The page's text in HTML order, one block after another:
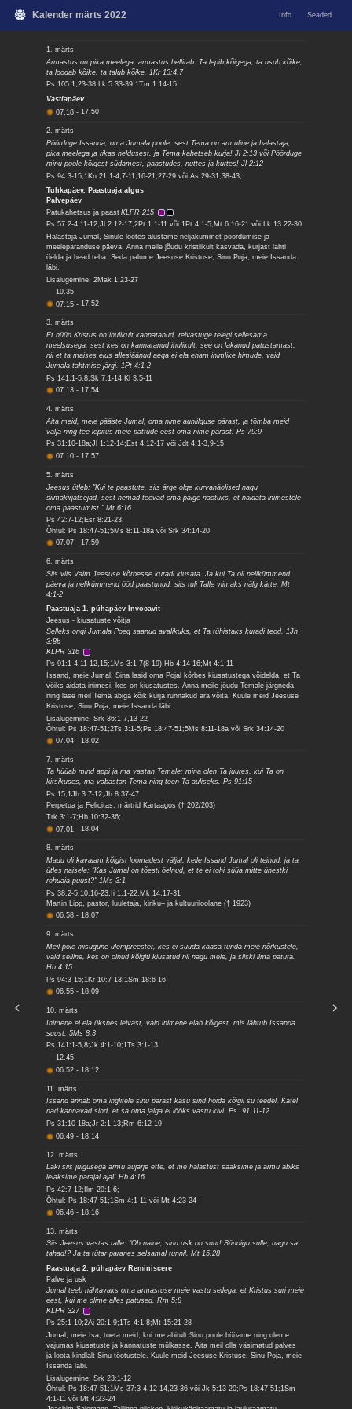
Kalender märts 2022 Info Seaded
1. märts
Armastus on pika meelega, armastus hellitab. Ta lepib kõigega, ta usub kõike,
ta loodab kõike, ta talub kõike. 1Kr 13:4,7
Ps 105:1,23-38;Lk 5:33-39;1Tm 1:14-15
Vastlapäev
07.18-17.50
2. märts
Pöörduge Issanda, oma Jumala poole, sest Tema on armuline ja halastaja,
pika meelega ja rikas heldusest, ja Tema kahetseb kurja! Jl 2:13 või Pöörduge
minu poole kõigest südamest, paastudes, nuttes ja kurtes! Jl 2:12
Ps 94:3-15;1Kn 21:1-4,7-11,16-21,27-29 või As 29-31,38-43;
Tuhkapäev. Paastuaja algus
Palvepäev
Patukahetsus ja paast KLPR 215
Ps 57:2-4,11-12;Jl 2:12-17;2Pt 1:1-11 või 1Pt 4:1-5;Mt 6:16-21 või Lk 13:22-30
Halastaja Jumal, Sinule lootes alustame neljakümmet pöördumise ja
meeleparanduse päeva. Anna meile jõudu kristlikult kasvada, kurjast lahti
öelda ja head teha. Seda palume Jeesuse Kristuse, Sinu Poja, meie Issanda
läbi.
Lisalugemine: 2Mak 1:23-27
19.35
07.15-17.52
3. märts
Et nüüd Kristus on ihulikult kannatanud, relvastuge teiegi sellesama
meelsusega, sest kes on kannatanud ihulikult, see on lakanud patustamast,
nii et ta maises elus allesjäänud aega ei ela enam inimlike himude, vaid
Jumala tahtmise järgi. 1Pt 4:1-2
Ps 141:1-5,8;Sk 7:1-14;Kl 3:5-11
07.13-17.54
4. märts
Aita meid, meie pääste Jumal, oma nime auhiilguse pärast, ja tõmba meid
välja ning tee lepitus meie pattude eest oma nime pärast! Ps 79:9
Ps 31:10-18a;Jl 1:12-14;Est 4:12-17 või Jdt 4:1-3,9-15
07.10-17.57
5. märts
Jeesus ütleb: "Kui te paastute, siis ärge olge kurvanäolised nagu
silmakirjatsejad, sest nemad teevad oma palge näotuks, et näidata inimestele
oma paastumist." Mt 6:16
Ps 42:7-12;Esr 8:21-23;
Õhtul: Ps 18:47-51;5Ms 8:11-18a või Srk 34:14-20
07.07-17.59
6. märts
Siis viis Vaim Jeesuse kõrbesse kuradi kiusata. Ja kui Ta oli nelikümmend
päeva ja nelikümmend ööd paastunud, siis tuli Talle viimaks nälg kätte. Mt
4:1-2
Paastuaja 1. pühapäev Invocavit
Jeesus - kiusatuste võitja
Selleks ongi Jumala Poeg saanud avalikuks, et Ta tühistaks kuradi teod. 1Jh
3:8b
KLPR 316
Ps 91:1-4,11-12,15;1Ms 3:1-7(8-19);Hb 4:14-16;Mt 4:1-11
Issand, meie Jumal, Sina lasid oma Pojal kõrbes kiusatustega võidelda, et Ta
võiks aidata inimesi, kes on kiusatustes. Anna meile jõudu Temale järgneda
ning lase meil Tema abiga kõik kurja rünnakud ära võita. Kuule meid Jeesuse
Kristuse, Sinu Poja, meie Issanda läbi.
Lisalugemine: Srk 36:1-7,13-22
Õhtul: Ps 18:47-51;2Ts 3:1-5;Ps 18:47-51;5Ms 8:11-18a või Srk 34:14-20
07.04- 18.02
7. märts
Ta hüüab mind appi ja ma vastan Temale; mina olen Ta juures, kui Ta on
kitsikuses, ma vabastan Tema ning teen Ta auliseks. Ps 91:15
Ps 15;1Jh 3:7-12;Jh 8:37-47
Perpetua ja Felicitas, märtrid Kartaagos († 202/203)
Trk 3:1-7;Hb 10:32-36;
07.01-18.04
8. märts
Madu oli kavalam kõigist loomadest väljal, kelle Issand Jumal oli teinud, ja ta
ütles naisele: "Kas Jumal on tõesti öelnud, et te ei tohi süüa mitte ühestki
rohuaia puust?" 1Ms 3:1
Ps 38:2-5,10,16-23;Ii 1:1-22;Mk 14:17-31
Martin Lipp, pastor, luuletaja, kiriku– ja kultuuriloolane († 1923)
06.58-18.07
9. märts
Meil pole niisugune ülempreester, kes ei suuda kaasa tunda meie nõrkustele,
vaid selline, kes on olnud kõigiti kiusatud nii nagu meie, ja siiski ilma patuta.
Hb 4:15
Ps 94:3-15;1Kr 10:7-13;1Sm 18:6-16
06.55-18.09
10. märts
Inimene ei ela üksnes leivast, vaid inimene elab kõigest, mis lähtub Issanda
suust. 5Ms 8:3
Ps 141:1-5,8;Jk 4:1-10;1Ts 3:1-13
12.45
06.52- 18.12
11. märts
Issand annab oma inglitele sinu pärast käsu sind hoida kõigil su teedel. Kätel
nad kannavad sind, et sa oma jalga ei lööks vastu kivi. Ps. 91:11-12
Ps 31:10-18a;Jr 2:1-13;Rm 6:12-19
06.49- 18.14
12. märts
Läki siis julgusega armu aujärje ette, et me halastust saaksime ja armu abiks
leiaksime parajal ajal! Hb 4:16
Ps 42:7-12;Ilm 20:1-6;
Õhtul: Ps 18:47-51;1Sm 4:1-11 või Mt 4:23-24
06.46- 18.16
13. märts
Siis Jeesus vastas talle: "Oh naine, sinu usk on suur! Sündigu sulle, nagu sa
tahad!? Ja ta tütar paranes selsamal tunnil. Mt 15:28
Paastuaja 2. pühapäev Reminiscere
Palve ja usk
Jumal teeb nähtavaks oma armastuse meie vastu sellega, et Kristus suri meie
eest, kui me olime alles patused. Rm 5:8
KLPR 327
Ps 25:1-10;2Aj 20:1-9;1Ts 4:1-8;Mt 15:21-28
Jumal, meie Isa, toeta meid, kui me abitult Sinu poole hüüame ning oleme
vajumas kiusatuste ja kannatuste mülkasse. Aita meil olla väsimatud palves
ja loota kindlalt Sinu tõotustele. Kuule meid Jeesuse Kristuse, Sinu Poja, meie
Issanda läbi.
Lisalugemine: Srk 23:1-12
Õhtul: Ps 18:47-51;1Ms 37:3-4,12-14,23-36 või Jk 5:13-20;Ps 18:47-51;1Sm
4:1-11 või Mt 4:23-24